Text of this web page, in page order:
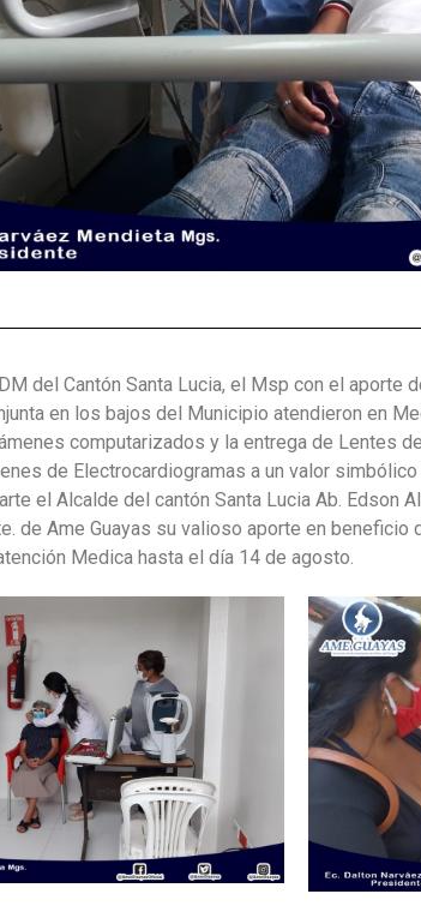
del Cantón Santa Lucia, el Msp con el aporte
en los bajos del Municipio atendieron en
computarizados y la entrega de Lentes
de Electrocardiogramas a un valor
el Alcalde del cantón Santa Lucia Ab. Edson
de Ame Guayas su valioso aporte en beneficio
Medica hasta el día 14 de agosto.